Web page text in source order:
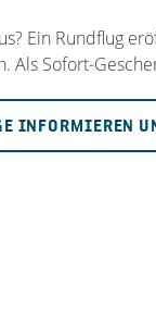
Ein Rundflug
Als Sofort-
INFORMIEREN